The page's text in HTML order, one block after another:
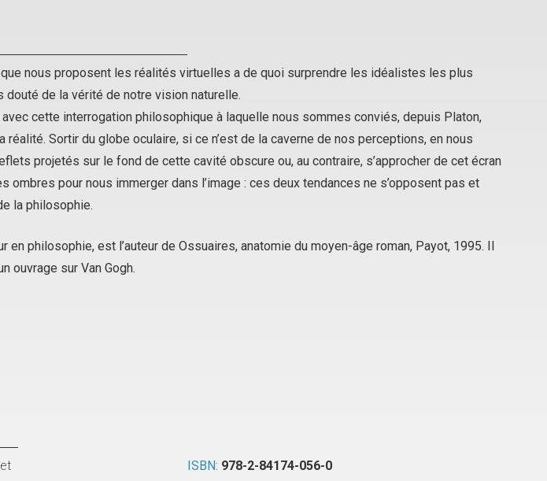
que nous proposent les réalités virtuelles a de quoi surprendre les idéalistes les plus
douté de la vérité de notre vision naturelle.
avec cette interrogation philosophique à laquelle nous sommes conviés, depuis Platon,
réalité. Sortir du globe oculaire, si ce n’est de la caverne de nos perceptions, en nous
projetés sur le fond de cette cavité obscure ou, au contraire, s’approcher de cet écran
ombres pour nous immerger dans l’image : ces deux tendances ne s’opposent pas et
la philosophie.
en philosophie, est l’auteur deOssuaires, anatomie du moyen-âge roman, Payot, 1995. Il
ouvrage sur Van Gogh.
ISBN: 978-2-84174-056-0